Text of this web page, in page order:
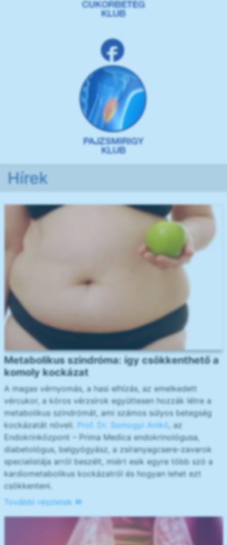
Hírek
Metabolikus szindróma: így csökkenthető a
komoly kockázat
A magas vérnyomás, a hasi elhízás, az emelkedett
vércukor, a kóros vérzsírok együttesen hozzák létre a
metabolikus szindrómát, ami számos súlyos betegség
kockázatát növeli. Prof. Dr. Somogyi Anikó, az
Endokrinközpont – Prima Medica endokrinológusa,
diabetológus, belgyógyász, a zsíranyagcsere-zavarok
specialistája arról beszélt, miért esik egyre több szó a
kardiometabolikus kockázatról és hogyan lehet ezt
csökkenteni.
További részletek